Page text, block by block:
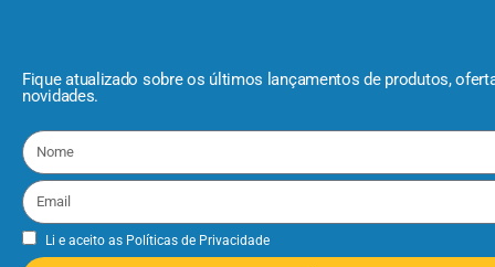
Fique atualizado sobre os últimos lançamentos de produtos,
novidades.
Li e aceito as Políticas de Privacidade